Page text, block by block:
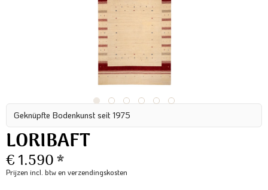
Geknüpfte Bodenkunst seit 1975
LORIBAFT
€ 1.590 *
Prijzen incl. btwen verzendingskosten